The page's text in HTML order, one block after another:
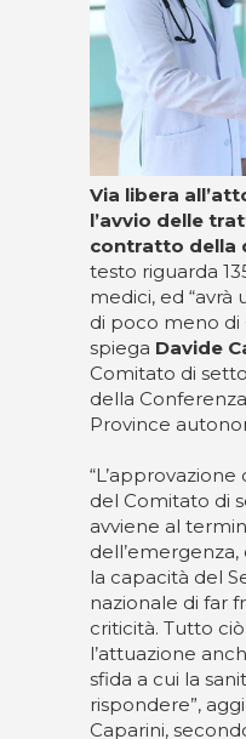
Via libera
l’avvio delle
contratto della
testo riguarda
medici, ed
di poco meno di
spiega Davide
Comitato di
della
Province
del Comitato di
avviene al
la capacità del
nazionale di far
criticità. Tutto
l’attuazione
sfida a cui la
rispondere”,
Caparini,